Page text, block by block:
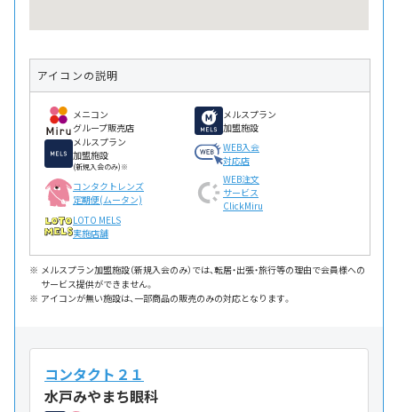
アイコンの説明
メニコン
グループ販売店
メルスプラン
加盟施設
メルスプラン
加盟施設
(新規入会のみ)※
WEB入会
対応店
コンタクトレンズ
定期便(ムータン)
WEB注文
サービス
ClickMiru
LOTO MELS
実施店舗
メルスプラン加盟施設（新規入会のみ）では、転居・出張・旅行等の理由で会員様への
サービス提供ができません。
アイコンが無い施設は、一部商品の販売のみの対応となります。
コンタクト２１
水戸みやまち眼科